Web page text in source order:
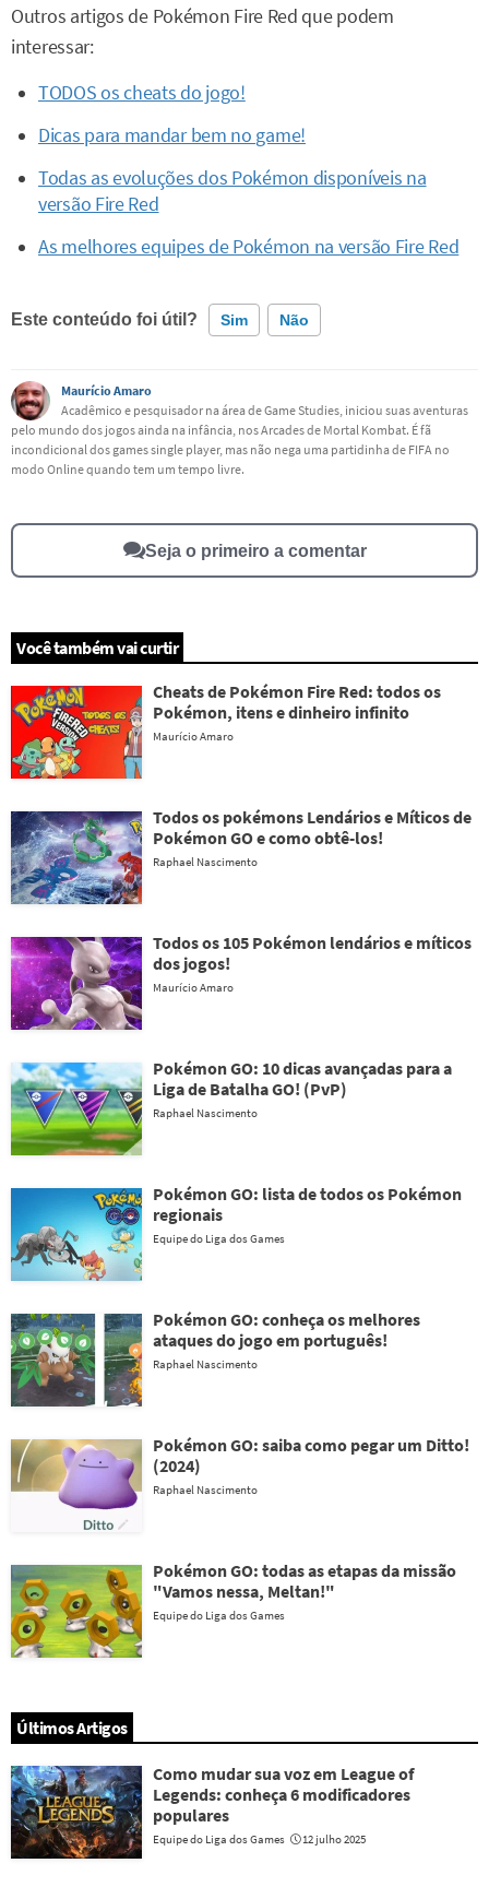
Outros artigos de Pokémon Fire Red que podem
interessar:
TODOS os cheats do jogo!
Dicas para mandar bem no game!
Todas as evoluções dos Pokémon disponíveis na
versão Fire Red
As melhores equipes de Pokémon na versão Fire Red
Este conteúdo foi útil? Sim Não
Este conteúdo contém informação incorreta
Este conteúdo não tem a informação que procuro
Outro
Maurício Amaro
Acadêmico e pesquisador na área de Game Studies, iniciou suas aventuras
pelo mundo dos jogos ainda na infância, nos Arcades de Mortal Kombat. É fã
incondicional dos games single player, mas não nega uma partidinha de FIFA no
modo Online quando tem um tempo livre.
Seja o primeiro a comentar
Você também vai curtir
Cheats de Pokémon Fire Red: todos os
Pokémon, itens e dinheiro infinito
Maurício Amaro
Todos os pokémons Lendários e Míticos de
Pokémon GO e como obtê-los!
Raphael Nascimento
Todos os 105 Pokémon lendários e míticos
dos jogos!
Maurício Amaro
Pokémon GO: 10 dicas avançadas para a
Liga de Batalha GO! (PvP)
Raphael Nascimento
Pokémon GO: lista de todos os Pokémon
regionais
Equipe do Liga dos Games
Pokémon GO: conheça os melhores
ataques do jogo em português!
Raphael Nascimento
Pokémon GO: saiba como pegar um Ditto!
(2024)
Raphael Nascimento
Pokémon GO: todas as etapas da missão
"Vamos nessa, Meltan!"
Equipe do Liga dos Games
Últimos Artigos
Como mudar sua voz em League of
Legends: conheça 6 modificadores
populares
Equipe do Liga dos Games 12 julho 2025